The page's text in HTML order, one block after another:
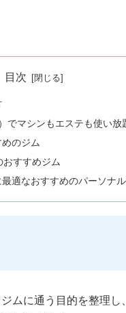
目次
でマシンもエステも使い放
のジム
すすめジム
適なおすすめのパーソナ
ムに通う目的を整理